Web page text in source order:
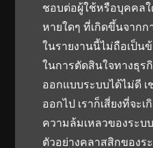
ชอบต่อผู้ใช้หรือบุคคลใ
หายใดๆ ที่เกิดขึ้นจาก
ในรายงานนี้ไม่ถือเป็น
ในการตัดสินใจทางธุร
ออกแบบระบบได้ไม่ดี
ออกไป เราก็เสี่ยงที่จะ
ความล้มเหลวของระบ
ตัวอย่างคลาสสิกของร